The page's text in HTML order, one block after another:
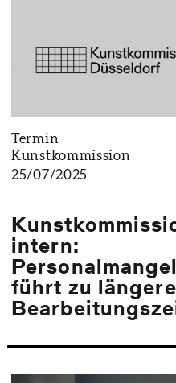
Termin
Kunstkommission
25/07/2025
intern:
Personalmangel
führt zu